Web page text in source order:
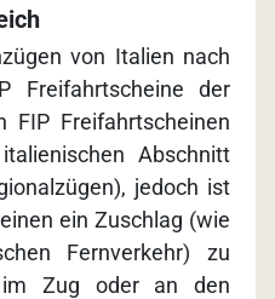
von Italien nach
Freifahrtscheine der
FIP Freifahrtscheinen
Abschnitt
jedoch ist
ein Zuschlag (wie
Fernverkehr) zu
Zug oder an den